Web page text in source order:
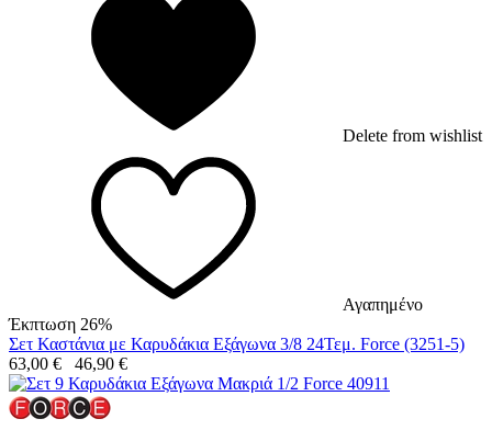
Delete from wishlist
Αγαπημένο
Έκπτωση 26%
Σετ Καστάνια με Καρυδάκια Εξάγωνα 3/8 24Τεμ. Force (3251-5)
63,00 € 46,90 €